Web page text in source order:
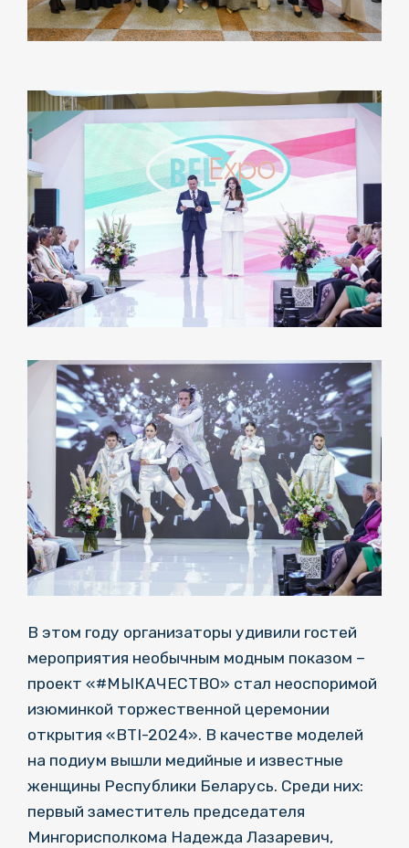
В этом году организаторы удивили гостей
мероприятия необычным модным показом –
проект «#МЫКАЧЕСТВО» стал неоспоримой
изюминкой торжественной церемонии
открытия «BTI-2024». В качестве моделей
на подиум вышли медийные и известные
женщины Республики Беларусь. Среди них:
первый заместитель председателя
Мингорисполкома Надежда Лазаревич,